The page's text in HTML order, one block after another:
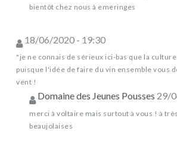
bientôt chez nous à emeringes
18/06/2020 - 19:30
"je ne connais de sérieux ici-bas que la
puisque l'idée de faire du vin ensemble vous
vent !
Domaine des Jeunes Pousses 29/
merci à voltaire mais surtout à vous ! à
beaujolaises